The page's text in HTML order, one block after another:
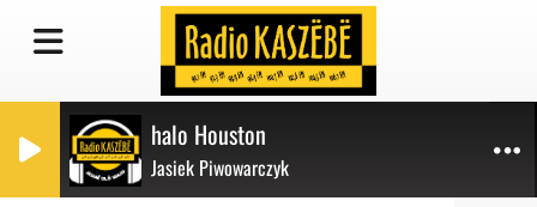
halo Houston
Jasiek Piwowarczyk